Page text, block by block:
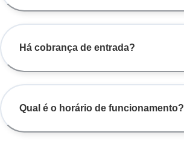
Há cobrança de entrada?
Qual é o horário de funcionamento?